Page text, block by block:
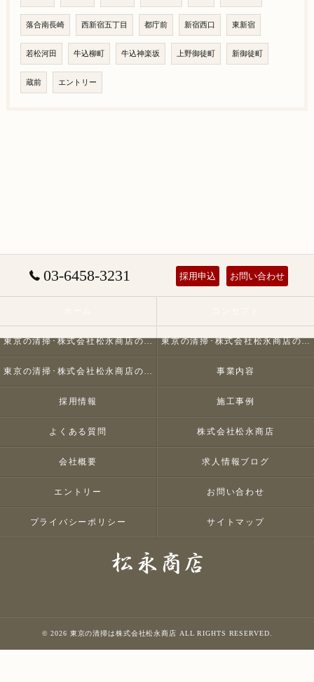
落合南長崎 西新宿五丁目 都庁前 新宿西口 東新宿
若松河田 牛込柳町 牛込神楽坂 上野御徒町 新御徒町
蔵前 エントリー
03-6458-3231 採用申込 お問い合わせ
東京の清掃･株式会社松永商店の口コミ情報 東京の清掃･株式会社松永商店の評判
東京の清掃･株式会社松永商店のお客様の声 事業内容
採用情報 施工事例
よくある質問 株式会社松永商店
会社概要 求人情報ブログ
エントリー お問い合わせ
プライバシーポリシー サイトマップ
© 2026 東京の清掃は株式会社松永商店 ALL RIGHTS RESERVED.